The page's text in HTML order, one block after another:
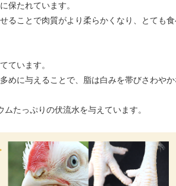
保たれています。
ことで肉質がより柔らかくなり、とても食
ています。
めに与えることで、脂は白みを帯びさわや
たっぷりの伏流水を与えています。